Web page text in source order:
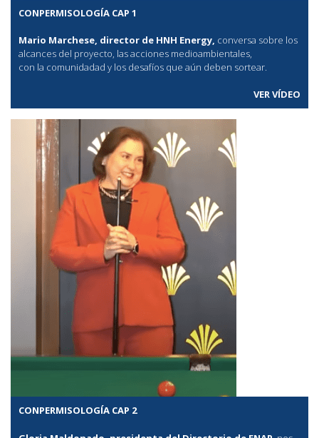
CONPERMISOLOGÍA CAP 1
Mario Marchese, director de HNH Energy, conversa sobre los
alcances del proyecto, las acciones medioambientales,
con la comunidadad y los desafíos que aún deben sortear.
VER VÍDEO
CONPERMISOLOGÍA CAP 2